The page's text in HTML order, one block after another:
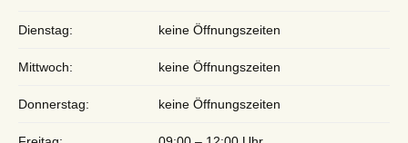
Dienstag: keine Öffnungszeiten
Mittwoch: keine Öffnungszeiten
Donnerstag: keine Öffnungszeiten